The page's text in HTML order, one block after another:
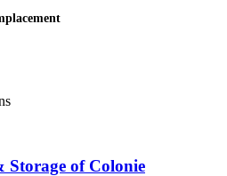
of Colonie